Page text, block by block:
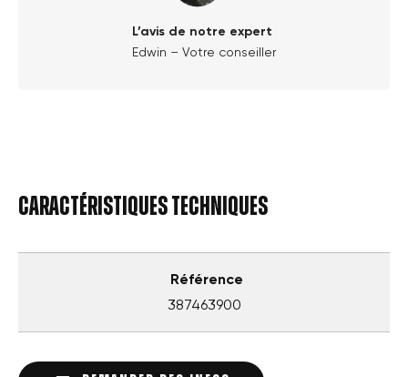
L’avis de notre expert
Edwin – Votre conseiller
Caractéristiques techniques
Référence
387463900